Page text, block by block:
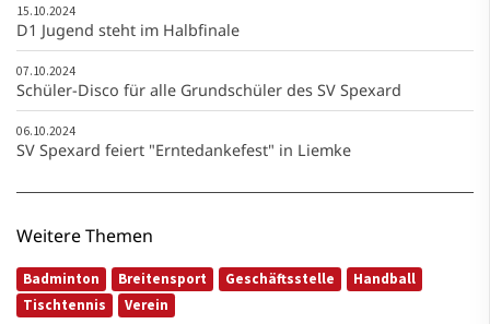
15.10.2024
D1 Jugend steht im Halbfinale
07.10.2024
Schüler-Disco für alle Grundschüler des SV Spexard
06.10.2024
SV Spexard feiert "Erntedankefest" in Liemke
Weitere Themen
Badminton Breitensport Geschäftsstelle
Handball
Tischtennis
Verein